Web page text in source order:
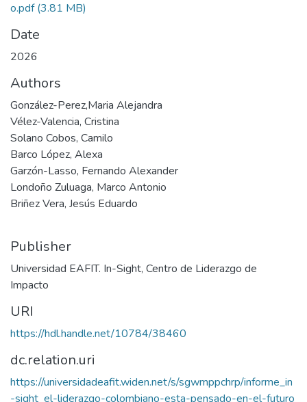
o.pdf(3.81 MB)
Date
2026
Authors
González-Perez,Maria Alejandra
Vélez-Valencia, Cristina
Solano Cobos, Camilo
Barco López, Alexa
Garzón-Lasso, Fernando Alexander
Londoño Zuluaga, Marco Antonio
Briñez Vera, Jesús Eduardo
Publisher
Universidad EAFIT. In-Sight, Centro de Liderazgo de
Impacto
URI
https://hdl.handle.net/10784/38460
dc.relation.uri
https://universidadeafit.widen.net/s/sgwmppchrp/informe_in
-sight_el-liderazgo-colombiano-esta-pensado-en-el-futuro